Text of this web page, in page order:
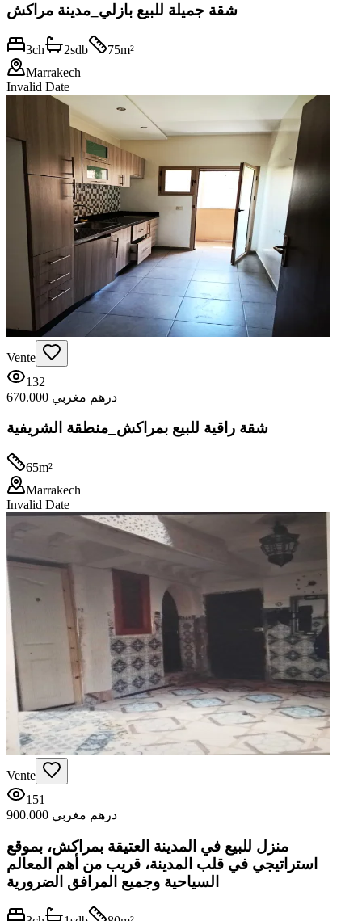
شقة جميلة للبيع بازلي_مدينة مراكش
3ch 2sdb 75m²
Marrakech
Invalid Date
Vente
132
670.000 درهم مغربي
شقة راقية للبيع بمراكش_منطقة الشريفية
65m²
Marrakech
Invalid Date
Vente
151
900.000 درهم مغربي
منزل للبيع في المدينة العتيقة بمراكش، بموقع
استراتيجي في قلب المدينة، قريب من أهم المعالم
السياحية وجميع المرافق الضرورية